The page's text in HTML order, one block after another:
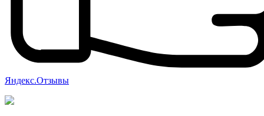
Яндекс.Отзывы